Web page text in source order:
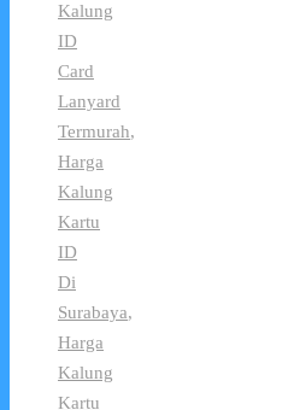
Kalung
ID
Card
Lanyard
Termurah,
Harga
Kalung
Kartu
ID
Di
Surabaya,
Harga
Kalung
Kartu